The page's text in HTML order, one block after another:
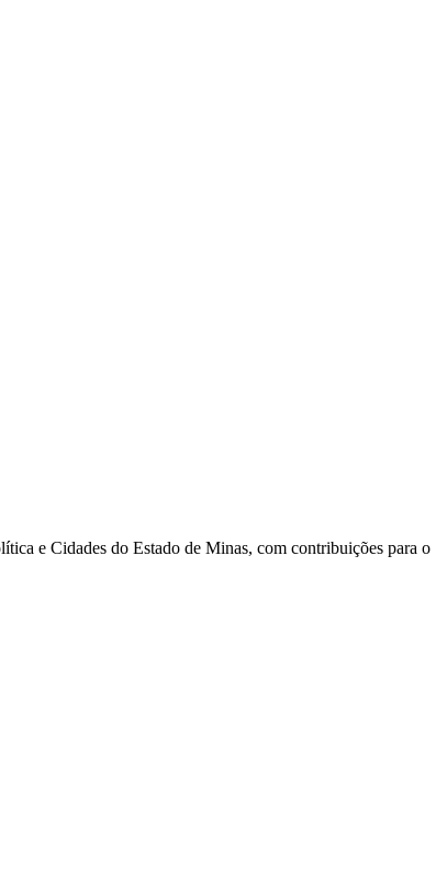
e Cidades do Estado de Minas, com contribuições para o